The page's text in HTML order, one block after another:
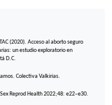
(2020). Acceso al aborto seguro
un estudio exploratorio en
D.C.
Colectiva Valkirias.
Reprod Health 2022;48: e22–e30.